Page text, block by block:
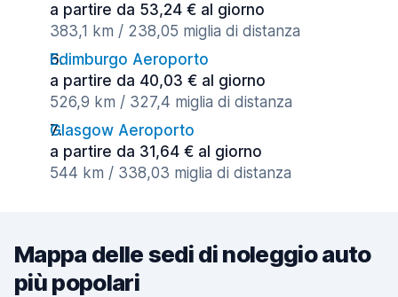
a partire da 53,24 € al giorno
383,1 km / 238,05 miglia di distanza
Edimburgo Aeroporto
a partire da 40,03 € al giorno
526,9 km / 327,4 miglia di distanza
Glasgow Aeroporto
a partire da 31,64 € al giorno
544 km / 338,03 miglia di distanza
Mappa delle sedi di noleggio auto
più popolari